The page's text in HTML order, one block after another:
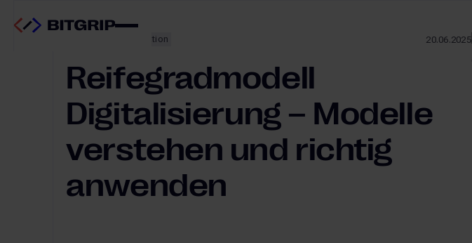
Digitale Transformation 20.06.2025
Reifegradmodell
Digitalisierung – Modelle
verstehen und richtig
anwenden